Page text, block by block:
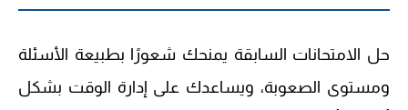
حل الامتحانات السابقة يمنحك شعورًا بطبيعة الأسئلة
ومستوى الصعوبة، ويساعدك على إدارة الوقت بشكل